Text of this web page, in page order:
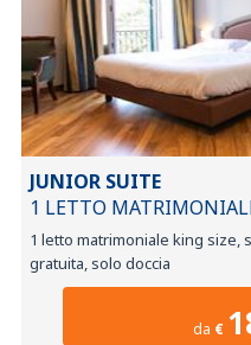
JUNIOR SUITE
1 LETTO
1 letto matrimoniale king size,
gratuita, solo doccia
da €